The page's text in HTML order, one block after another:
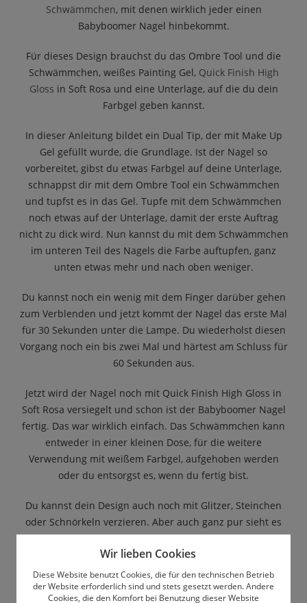
Schwämmchen, mit denen wirklich jeder einen
Babyboomer Nagel hinbekommt.
Für dieses Design brauchst du das Ombre Tool und die
Schwämmchen, weißes Painting Gel, Quick Finish High
Gloss in Soft Rosa und eine Unterlage, auf die du dein
Farbgel geben kannst.
In dieser Anleitung bildet ein Dual Tip, der mit Make Up
Gel gefüllt wurde, die Grundlage. Ist der Nagel so
vorbereitet, gibst du etwas Farbgel auf deine Unterlage,
schnappst dir mit dem Ombre Tool ein Schwämmchen
und tupfst es in das Gel. Tupfe mit dem Schwämmchen
noch etwas auf der Unterlage, damit der erste Auftrag
nicht zu dick wird. Nun kannst du mit dem Schwämmchen
im unteren Teil des Nagels die Farbe auftupfen, ganz
unten etwas mehr und nach oben weniger.
Du kannst noch ein wenig mit dem Finger darüber gehen
zum Verblenden und jetzt kommt der Nagel das erste Mal
für 30 Sekunden unter die Lampe. Du wiederholst diesen
Vorgang noch ein bis zwei Mal und härtest am Schluss für
60 Sekunden aus.
Jetzt wird der Nagel noch mit Quick Finish High Gloss in
Soft Rosa versiegelt und schon ist der Babyboomer Nagel
fertig. Das war wirklich einfach. Das Schwämmchen kann
entweder in einer kleinen Dose, für die weitere
Verwendung mit weißem Farbgel, aufgehoben werden
oder du entsorgst es, wenn du fertig bist.
Du kannst dein Design auch noch mit Glitzer, Steinchen
oder Schnörkeln verzieren. Aber auch ganz pur sieht es
sehr schön aus. Viel Spaß beim Ausprobieren des neuen
Ombre Tools!
Wir lieben Cookies
Diese Website benutzt Cookies, die für den technischen Betrieb
der Website erforderlich sind und stets gesetzt werden. Andere
Cookies, die den Komfort bei Benutzung dieser Website